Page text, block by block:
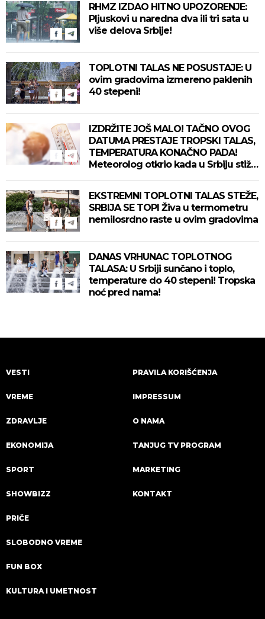
RHMZ IZDAO HITNO UPOZORENJE:
Pljuskovi u naredna dva ili tri sata u
više delova Srbije!
TOPLOTNI TALAS NE POSUSTAJE: U
ovim gradovima izmereno paklenih
40 stepeni!
IZDRŽITE JOŠ MALO! TAČNO OVOG
DATUMA PRESTAJE TROPSKI TALAS,
TEMPERATURA KONAČNO PADA!
Meteorolog otkrio kada u Srbiju stiže
EKSTREMNI TOPLOTNI TALAS STEŽE,
SRBIJA SE TOPI Živa u termometru
nemilosrdno raste u ovim gradovima
DANAS VRHUNAC TOPLOTNOG
TALASA: U Srbiji sunčano i toplo,
temperature do 40 stepeni! Tropska
noć pred nama!
VESTI
VREME
ZDRAVLJE
EKONOMIJA
SPORT
SHOWBIZZ
PRIČE
SLOBODNO VREME
FUN BOX
KULTURA I UMETNOST
PRAVILA KORIŠĆENJA
IMPRESSUM
O NAMA
TANJUG TV PROGRAM
MARKETING
KONTAKT